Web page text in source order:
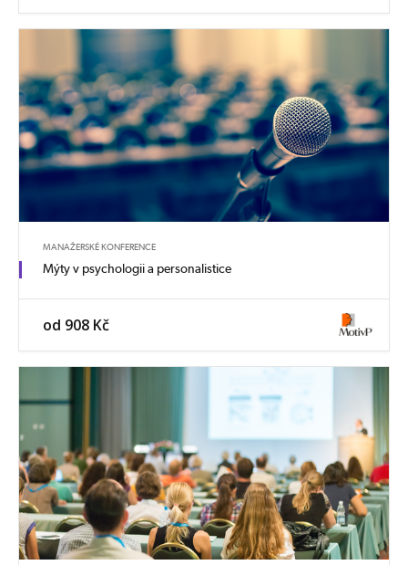
MANAŽERSKÉ KONFERENCE
Mýty v psychologii a personalistice
od 908 Kč